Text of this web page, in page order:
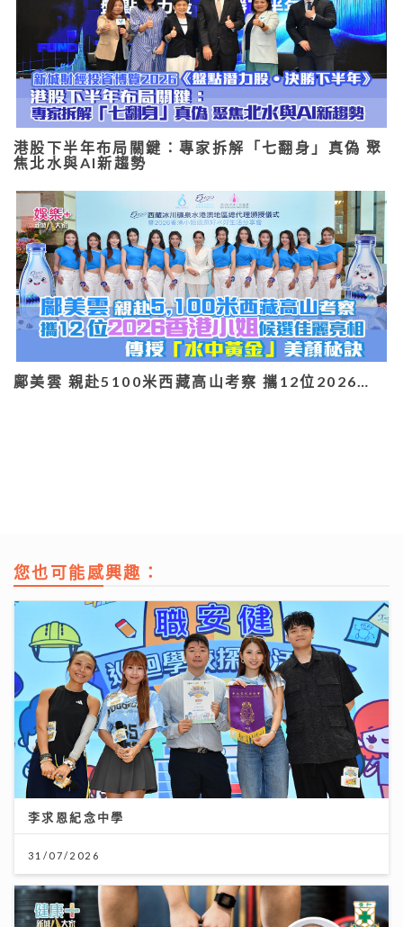
港股下半年布局關鍵：專家拆解「七翻身」真偽 聚
焦北水與AI新趨勢
鄺美雲 親赴5100米西藏高山考察 攜12位2026…
您也可能感興趣：
李求恩紀念中學
31/07/2026